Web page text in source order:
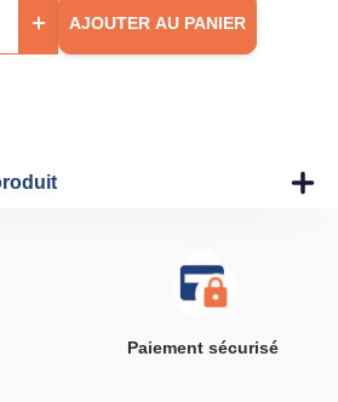
AJOUTER AU PANIER
Paiement sécurisé